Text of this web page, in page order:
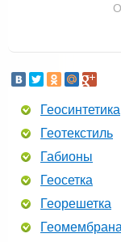
Геосинтетика
Геотекстиль
Габионы
Геосетка
Георешетка
Геомембрана